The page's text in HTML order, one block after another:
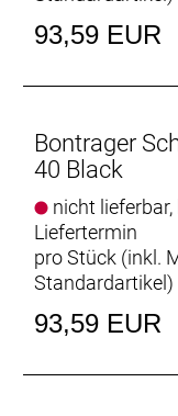
- Fasergehalt
- Fasergehalt
- Fasergehalt
Polyurethan / 14
Nylon
93,59 EUR
Bontrager
40 Black
nicht
Liefertermin
pro Stück (inkl.
Standardartikel)
93,59 EUR